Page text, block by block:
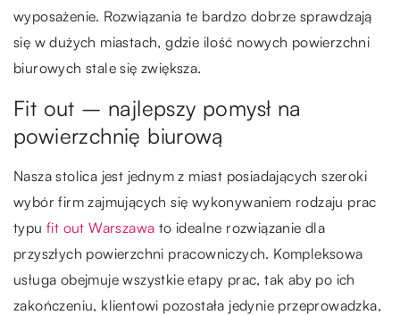
wyposażenie. Rozwiązania te bardzo dobrze sprawdzają
się w dużych miastach, gdzie ilość nowych powierzchni
biurowych stale się zwiększa.
Fit out – najlepszy pomysł na
powierzchnię biurową
Nasza stolica jest jednym z miast posiadających szeroki
wybór firm zajmujących się wykonywaniem rodzaju prac
typu fit out Warszawa to idealne rozwiązanie dla
przyszłych powierzchni pracowniczych. Kompleksowa
usługa obejmuje wszystkie etapy prac, tak aby po ich
zakończeniu, klientowi pozostała jedynie przeprowadzka,